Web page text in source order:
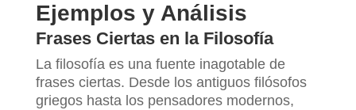
Ejemplos y Análisis
Frases Ciertas en la Filosofía
La filosofía es una fuente inagotable de
frases ciertas. Desde los antiguos filósofos
griegos hasta los pensadores modernos,